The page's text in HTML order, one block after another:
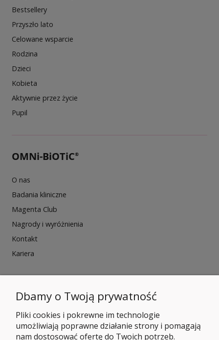
Bestsellery
Przyszło lato
Celowane wsparcie
Rodzina
Dzieci
Kobieta
Aktywnie przez życie
Pupil
OMNi-BiOTiC®
O nas
Badania kliniczne
Magenta Club
Nagrody i wyróżnienia
Kontakt
Kariera
Dbamy o Twoją prywatność
Pliki cookies i pokrewne im technologie
umożliwiają poprawne działanie strony i pomagają
nam dostosować ofertę do Twoich potrzeb.